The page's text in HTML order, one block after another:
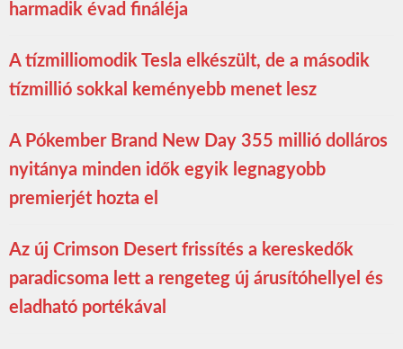
harmadik évad fináléja
A tízmilliomodik Tesla elkészült, de a második
tízmillió sokkal keményebb menet lesz
A Pókember Brand New Day 355 millió dolláros
nyitánya minden idők egyik legnagyobb
premierjét hozta el
Az új Crimson Desert frissítés a kereskedők
paradicsoma lett a rengeteg új árusítóhellyel és
eladható portékával